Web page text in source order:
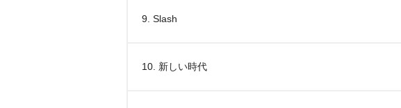
9. Slash
10. 新しい時代